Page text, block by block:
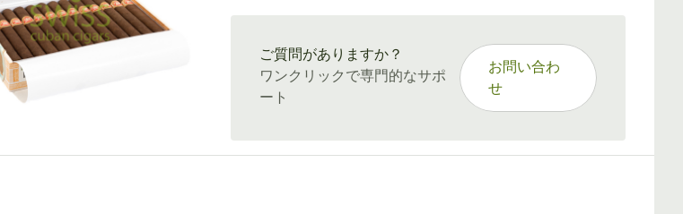
ご質問がありますか？
ワンクリックで専門的なサポ
ート
お問い合わ
せ